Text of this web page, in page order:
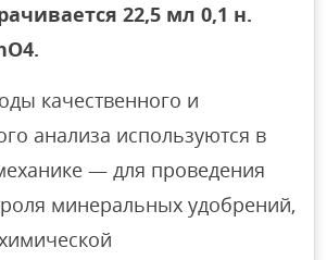
22,5 мл 0,1 н.
качественного и
анализа используются в
— для проведения
минеральных удобрений,